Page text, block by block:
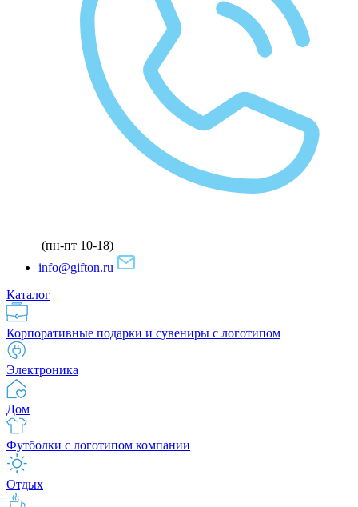
(пн-пт 10-18)
info@gifton.ru
Каталог
Корпоративные подарки и сувениры с логотипом
Электроника
Дом
Футболки с логотипом компании
Отдых